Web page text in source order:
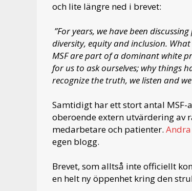
och lite längre ned i brevet:
”For years, we have been
diversity, equity and inclusion.
MSF are part of a dominant white
for us to ask ourselves; why things
recognize the truth, we listen and
Samtidigt har ett stort antal MSF-
oberoende extern utvärdering av
medarbetare och patienter.
egen blogg.
Brevet, som alltså inte officiellt
en helt ny öppenhet kring den